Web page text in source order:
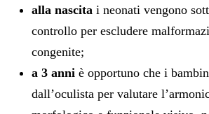
alla nascita i neonati vengono
controllo per escludere
congenite;
a 3 anni è opportuno che i
dall’oculista per valutare